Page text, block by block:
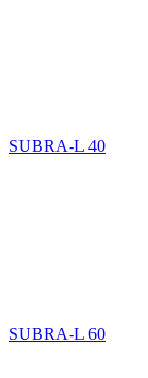
SUBRA-L 40
SUBRA-L 60